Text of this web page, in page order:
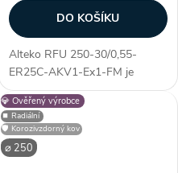
DO KOŠÍKU
Alteko RFU 250-30/0,55-
ER25C-AKV1-Ex1-FM je
průmyslový nevýbušný radiální
ventilátor s přímým pohonem
AC, určený pro profesionální
využití. Vyniká především
unikátností...
💎 Ověřený výrobce
⌀ 250
⏹️ Radiální
🛡️ Korozivzdorný kov